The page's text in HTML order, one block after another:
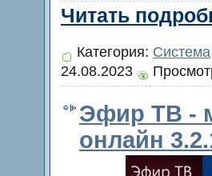
Читать
Категория: Система
24.08.2023
Эфир ТВ -
онлайн